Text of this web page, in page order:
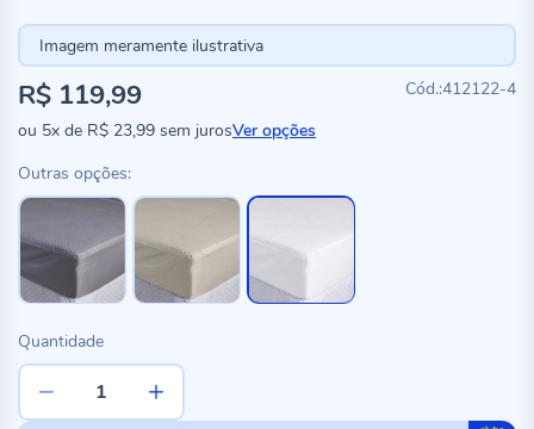
Imagem meramente ilustrativa
412122-4
R$ 119,99
ou 5x de R$ 23,99 sem jurosVer opções
Outras opções:
Quantidade